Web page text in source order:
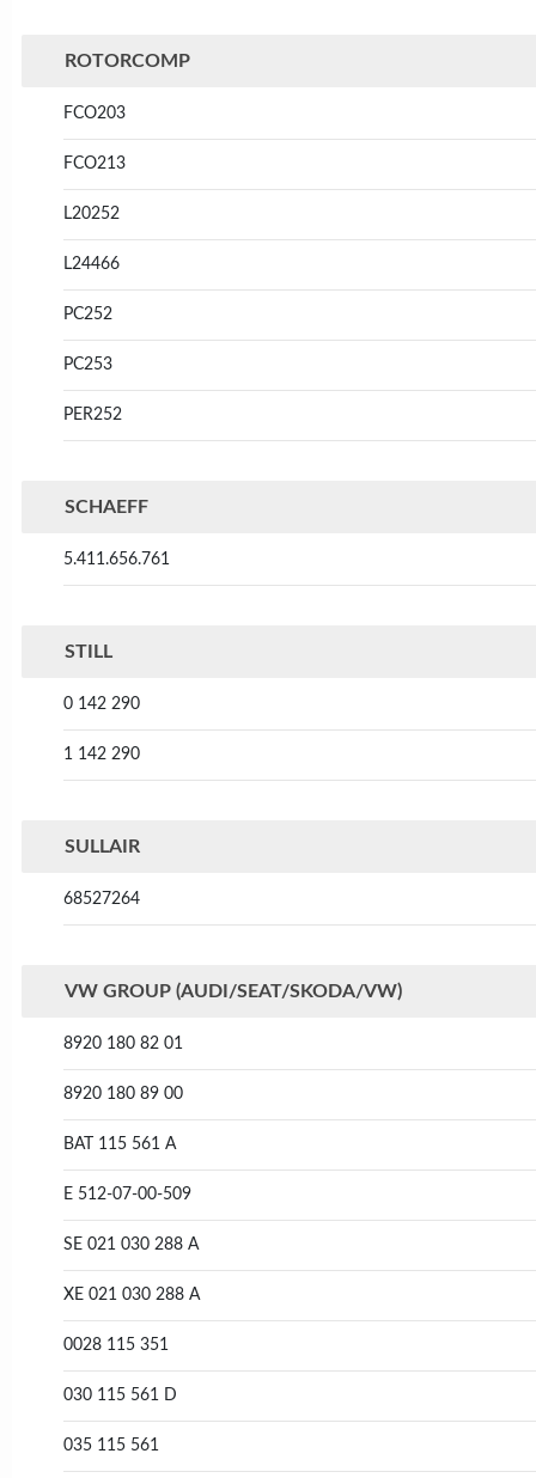
ROTORCOMP
FCO203
FCO213
L20252
L24466
PC252
PC253
PER252
SCHAEFF
5.411.656.761
STILL
0 142 290
1 142 290
SULLAIR
68527264
VW GROUP (AUDI/SEAT/SKODA/VW)
8920 180 82 01
8920 180 89 00
BAT 115 561 A
E 512-07-00-509
SE 021 030 288 A
XE 021 030 288 A
0028 115 351
030 115 561 D
035 115 561